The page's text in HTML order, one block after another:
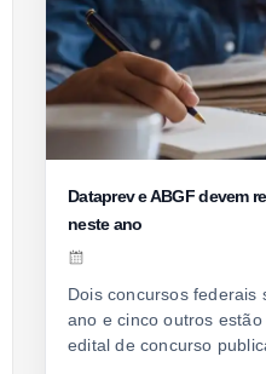
Dataprev e ABGF devem
neste ano
Dois concursos federais
ano e cinco outros
edital de concurso